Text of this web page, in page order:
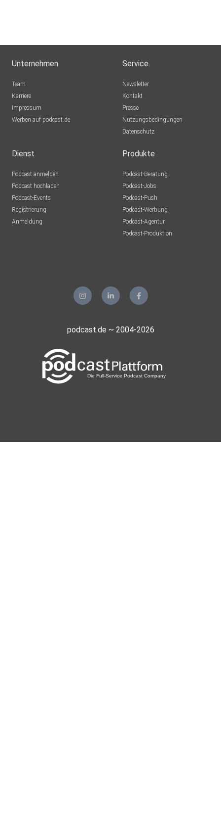
Unternehmen
Team
Karriere
Impressum
Werben auf podcast.de
Service
Newsletter
Kontakt
Presse
Nutzungsbedingungen
Datenschutz
Dienst
Podcast anmelden
Podcast hochladen
Podcast-Events
Registrierung
Anmeldung
Produkte
Podcast-Beratung
Podcast-Jobs
Podcast-Push
Podcast-Werbung
Podcast-Agentur
Podcast-Produktion
podcast.de ~ 2004-2026